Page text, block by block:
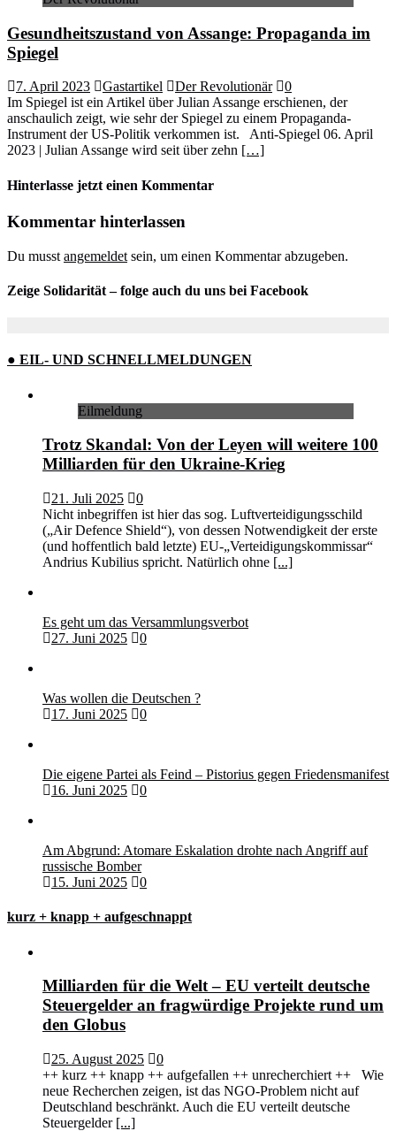
Gesundheitszustand von Assange: Propaganda im
Spiegel
7. April 2023 Gastartikel Der Revolutionär
0
Im Spiegel ist ein Artikel über Julian Assange erschienen, der
anschaulich zeigt, wie sehr der Spiegel zu einem Propaganda-
Instrument der US-Politik verkommen ist. Anti-Spiegel 06. April
2023 | Julian Assange wird seit über zehn […]
Hinterlasse jetzt einen Kommentar
Kommentar hinterlassen
Du musst angemeldet sein, um einen Kommentar abzugeben.
Zeige Solidarität – folge auch du uns bei Facebook
● EIL- UND SCHNELLMELDUNGEN
Eilmeldung
Trotz Skandal: Von der Leyen will weitere 100
Milliarden für den Ukraine-Krieg
21. Juli 2025
0
Nicht inbegriffen ist hier das sog. Luftverteidigungsschild
(„Air Defence Shield“), von dessen Notwendigkeit der erste
(und hoffentlich bald letzte) EU-„Verteidigungskommissar“
Andrius Kubilius spricht. Natürlich ohne [...]
Es geht um das Versammlungsverbot
27. Juni 2025
0
Was wollen die Deutschen ?
17. Juni 2025
0
Die eigene Partei als Feind – Pistorius gegen Friedensmanifest
16. Juni 2025
0
Am Abgrund: Atomare Eskalation drohte nach Angriff auf
russische Bomber
15. Juni 2025
0
kurz + knapp + aufgeschnappt
Milliarden für die Welt – EU verteilt deutsche
Steuergelder an fragwürdige Projekte rund um
den Globus
25. August 2025
0
++ kurz ++ knapp ++ aufgefallen ++ unrecherchiert ++ Wie
neue Recherchen zeigen, ist das NGO-Problem nicht auf
Deutschland beschränkt. Auch die EU verteilt deutsche
Steuergelder [...]